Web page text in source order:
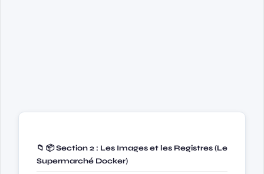
📁 📦 Section 2 : Les Images et les Registres (Le
Supermarché Docker)